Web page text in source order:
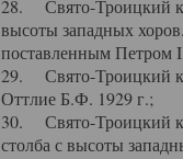
28. Свято-Троицкий
высоты западных
поставленным Петром
29. Свято-Троицкий
Оттлие Б.Ф. 1929 г.;
30. Свято-Троицкий
столба с высоты